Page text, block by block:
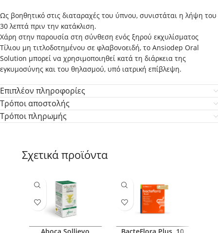
Ως βοηθητικό στις διαταραχές του ύπνου, συνιστάται η λήψη του
30 λεπτά πριν την κατάκλιση.
Χάρη στην παρουσία στη σύνθεση ενός ξηρού εκχυλίσματος
Τίλιου μη τιτλοδοτημένου σε φλαβονοειδή, το Ansiodep Oral
Solution μπορεί να χρησιμοποιηθεί κατά τη διάρκεια της
εγκυμοσύνης και του θηλασμού, υπό ιατρική επίβλεψη.
Επιπλέον πληροφορίες
Τρόποι αποστολής
Τρόποι πληρωμής
Σχετικά προϊόντα